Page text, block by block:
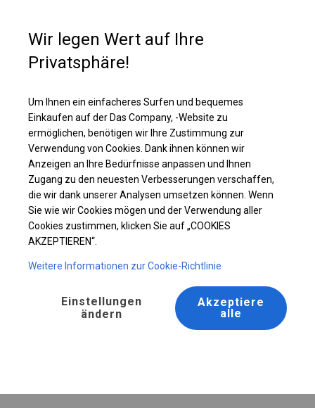
Ganzjährig geöffnete Zelthalle | 8x12 m
Wir legen Wert auf Ihre
Privatsphäre!
Um Ihnen ein einfacheres Surfen und bequemes
Einkaufen auf der Das Company, -Website zu
ermöglichen, benötigen wir Ihre Zustimmung zur
Verwendung von Cookies. Dank ihnen können wir
Anzeigen an Ihre Bedürfnisse anpassen und Ihnen
Zugang zu den neuesten Verbesserungen verschaffen,
die wir dank unserer Analysen umsetzen können. Wenn
Sie wie wir Cookies mögen und der Verwendung aller
Cookies zustimmen, klicken Sie auf „COOKIES
AKZEPTIEREN“.
Weitere Informationen zur Cookie-Richtlinie
Einstellungen
ändern
Akzeptiere
alle